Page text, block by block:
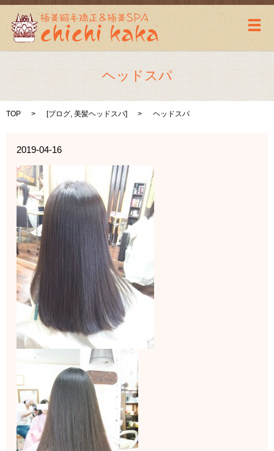
メ
ヘッドスパ
TOP [ブログ, 美髪ヘッドスパ] ヘッドスパ
2019-04-16